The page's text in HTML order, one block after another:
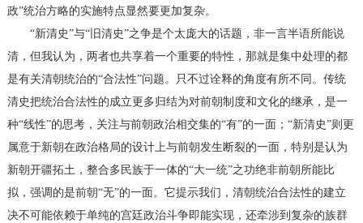
政”统治方略的实施特点显然要更加复杂。
“新清史”与“旧清史”之争是个太庞大的话题，非一言半语所能说
清，但我认为，两者也共享着一个重要的特性，那就是集中处理的都
是有关清朝统治的“合法性”问题。只不过诠释的角度有所不同。传统
清史把统治合法性的成立更多归结为对前朝制度和文化的继承，是一
种“线性”的思考，关注与前朝政治相交集的“有”的一面；“新清史”则更
属意于新朝在政治格局的设计上与前朝发生断裂的一面，特别是认为
新朝开疆拓土，整合多民族于一体的“大一统”之功绝非前朝所能比
拟，强调的是前朝“无”的一面。它提示我们，清朝统治合法性的建立
决不可能依赖于单纯的宫廷政治斗争即能实现，还牵涉到复杂的族群